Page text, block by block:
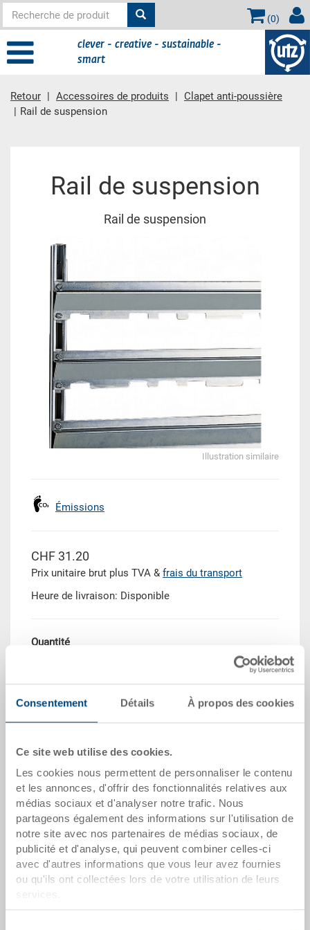
Consentement Détails À propos des cookies
Ce site web utilise des cookies.
Les cookies nous permettent de personnaliser le contenu
et les annonces, d'offrir des fonctionnalités relatives aux
médias sociaux et d'analyser notre trafic. Nous
partageons également des informations sur l'utilisation de
notre site avec nos partenaires de médias sociaux, de
publicité et d'analyse, qui peuvent combiner celles-ci
avec d'autres informations que vous leur avez fournies
ou qu'ils ont collectées lors de votre utilisation de leurs
(0)
clever - creative - sustainable -
smart
Retour Accessoires de produits
Clapet anti-poussière
Rail de suspension
Rail de suspension
Rail de suspension
Illustration similaire
Émissions
CHF 31.20
Prix unitaire brut plus TVA & frais du transport
Heure de livraison: Disponible
Quantité
Dans le panier
Dès 10 pièces CHF 28.10
Dès 50 pièces CHF 25.60
Dès 100 pièces CHF 23.40
Dès 250 pièces CHF 20.30
Quantités échelonnées correspondent aux unités